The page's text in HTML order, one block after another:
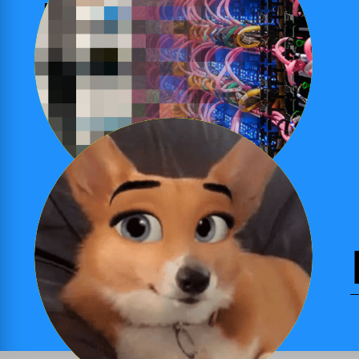
Ook te boeken als natural-dye workshop voor
bedrijfs- of teamuitjes
Read More
Bescherm je
gezicht!
De workshop start met een introductie over wat
gezichtsherkenningssoftware is, wat de voordelen en
problemen hiervan kunnen zijn, en hoe je er zelf mee
kunt omgaan. Vervolgens gaan de studenten zelf aan
de slag met het maken van een accessoire die
ervoor zorgt dat je niet te herkennen bent door de
software.